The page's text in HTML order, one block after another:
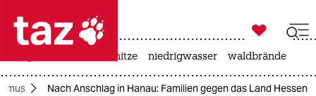
 taz zahl ich
taz zahl ich

taz zahl ich
hitze niedrigwasser waldbrände
Nach Anschlag in Hanau: Familien gegen das Land Hessen